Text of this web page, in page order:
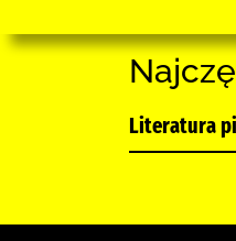
Literatura